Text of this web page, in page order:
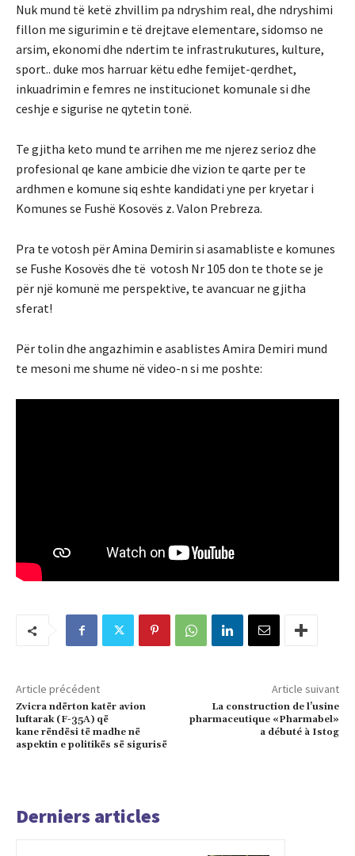
Nuk mund të ketë zhvillim pa ndryshim real, dhe ndryshimi
fillon me sigurimin e të drejtave elementare, sidomso ne
arsim, ekonomi dhe ndertim te infrastrukutures, kulture,
sport.. duke mos harruar këtu edhe femijet-qerdhet,
inkuadrimin e femres ne institucionet komunale si dhe
ceshje e sigurise ne qytetin tonë.
Te gjitha keto mund te arrihen me me njerez serioz dhe
profesional qe kane ambicie dhe vizion te qarte per te
ardhmen e komune siq eshte kandidati yne per kryetar i
Komunes se Fushë Kosovës z. Valon Prebreza.
Pra te votosh për Amina Demirin si asamabliste e komunes
se Fushe Kosovës dhe të votosh Nr 105 don te thote se je
për një komunë me perspektive, te avancuar ne gjitha
sferat!
Për tolin dhe angazhimin e asablistes Amira Demiri mund
te mesoni me shume në video-n si me poshte:
Article précédent
Zvicra ndërton katër avion
luftarak (F-35A) që
kane rëndësi të madhe në
aspektin e politikës së sigurisë
Article suivant
La construction de l’usine
pharmaceutique «Pharmabel»
a débuté à Istog
Derniers articles